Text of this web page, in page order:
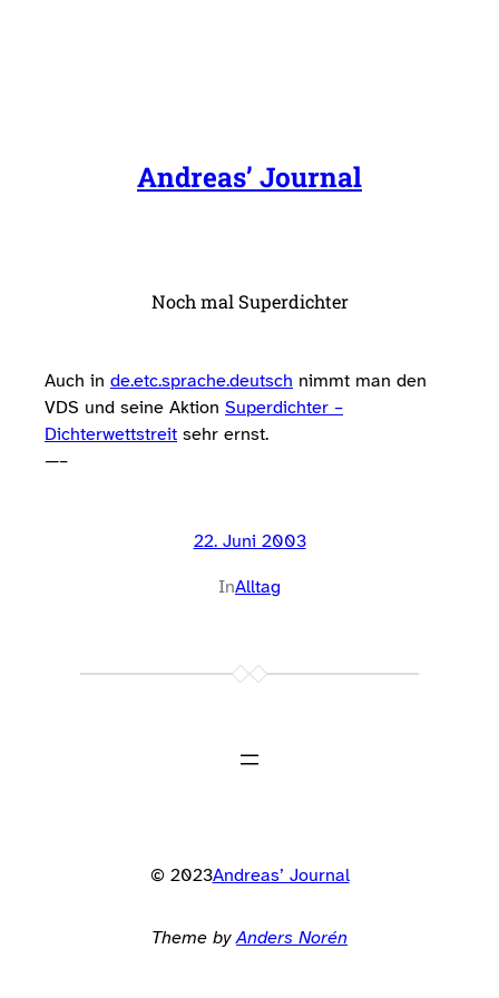
Andreas’ Journal
Noch mal Superdichter
Auch in de.etc.sprache.deutsch nimmt man den
VDS und seine Aktion Superdichter –
Dichterwettstreit sehr ernst.
—–
22. Juni 2003
InAlltag
© 2023Andreas’ Journal
Theme byAnders Norén